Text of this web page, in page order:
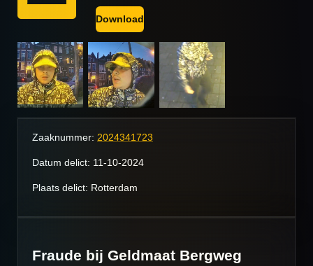
Download
Zaaknummer: 2024341723
Datum delict: 11-10-2024
Plaats delict: Rotterdam
Fraude bij Geldmaat Bergweg